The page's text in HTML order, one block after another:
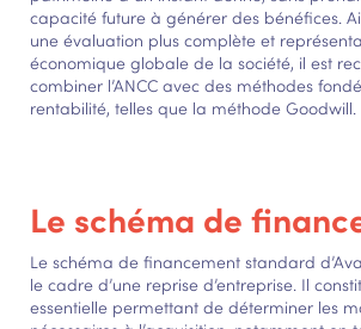
capacité future à générer des bénéfices.
une évaluation plus complète et
économique globale de la société, il est
combiner l’ANCC avec des méthodes
rentabilité, telles que la méthode Goodwill.
Le schéma de
Le schéma de financement standard
le cadre d’une reprise d’entreprise. Il
essentielle permettant de déterminer les